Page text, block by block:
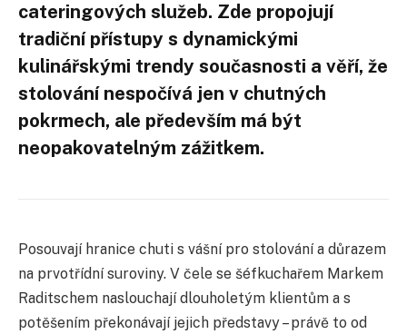
cateringových služeb. Zde propojují
tradiční přístupy s dynamickými
kulinářskými trendy současnosti a věří, že
stolování nespočívá jen v chutných
pokrmech, ale především má být
neopakovatelným zážitkem.
Posouvají hranice chuti s vášní pro stolování a důrazem
na prvotřídní suroviny. V čele se šéfkuchařem Markem
Raditschem naslouchají dlouholetým klientům a s
potěšením překonávají jejich představy – právě to od